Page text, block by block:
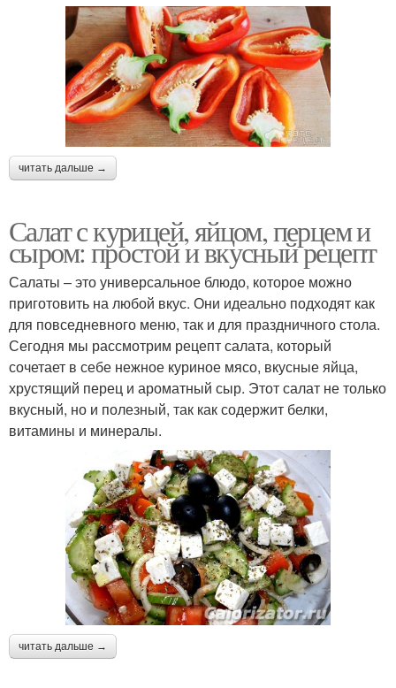
читать дальше →
Салат с курицей, яйцом, перцем и
сыром: простой и вкусный рецепт
Салаты – это универсальное блюдо, которое можно
приготовить на любой вкус. Они идеально подходят как
для повседневного меню, так и для праздничного стола.
Сегодня мы рассмотрим рецепт салата, который
сочетает в себе нежное куриное мясо, вкусные яйца,
хрустящий перец и ароматный сыр. Этот салат не только
вкусный, но и полезный, так как содержит белки,
витамины и минералы.
читать дальше →